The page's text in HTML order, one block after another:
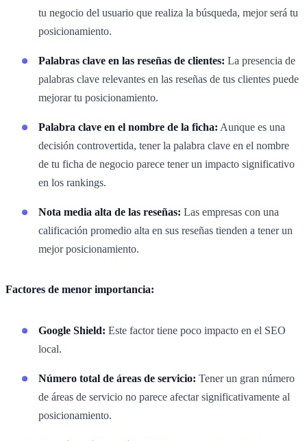
tu negocio del usuario que realiza la búsqueda, mejor será tu
posicionamiento.
Palabras clave en las reseñas de clientes: La presencia de
palabras clave relevantes en las reseñas de tus clientes puede
mejorar tu posicionamiento.
Palabra clave en el nombre de la ficha: Aunque es una
decisión controvertida, tener la palabra clave en el nombre
de tu ficha de negocio parece tener un impacto significativo
en los rankings.
Nota media alta de las reseñas: Las empresas con una
calificación promedio alta en sus reseñas tienden a tener un
mejor posicionamiento.
Factores de menor importancia:
Google Shield: Este factor tiene poco impacto en el SEO
local.
Número total de áreas de servicio: Tener un gran número
de áreas de servicio no parece afectar significativamente al
posicionamiento.